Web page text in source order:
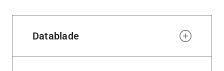
Datablade